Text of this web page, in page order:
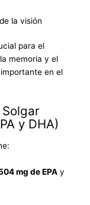
la visión
para el
memoria y el
en el
y DHA)
mg de EPA y